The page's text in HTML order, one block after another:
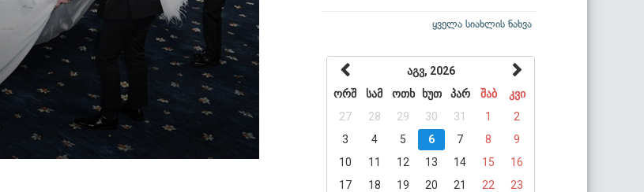
ყველა სიახლის ნახვა
აგვ, 2026
ორშ
სამ ოთხ ხუთ პარ შაბ
კვი
27
28 29 30 31 1
2
3
4 5 6 7 8
9
10
11 12 13 14 15
16
17
18 19 20 21 22
23